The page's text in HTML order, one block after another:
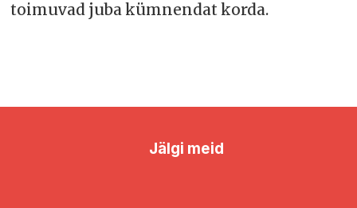
toimuvad juba kümnendat korda.
Jälgi meid